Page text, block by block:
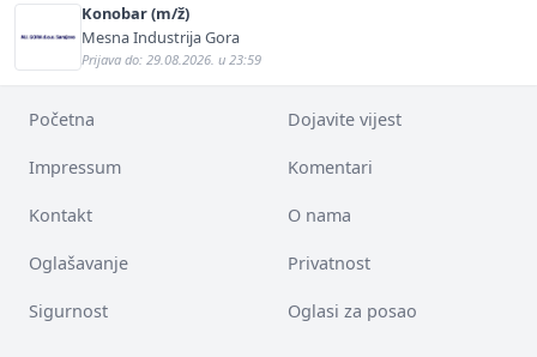
Konobar (m/ž)
Mesna Industrija Gora
Prijava do: 29.08.2026. u 23:59
Početna Dojavite vijest
Impressum Komentari
Kontakt O nama
Oglašavanje Privatnost
Sigurnost Oglasi za posao